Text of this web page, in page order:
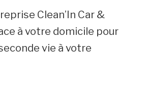
Clean’In Car &
à votre domicile pour
vie à votre